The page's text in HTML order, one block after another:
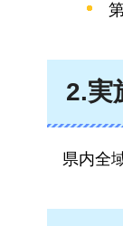
2.実
県内全